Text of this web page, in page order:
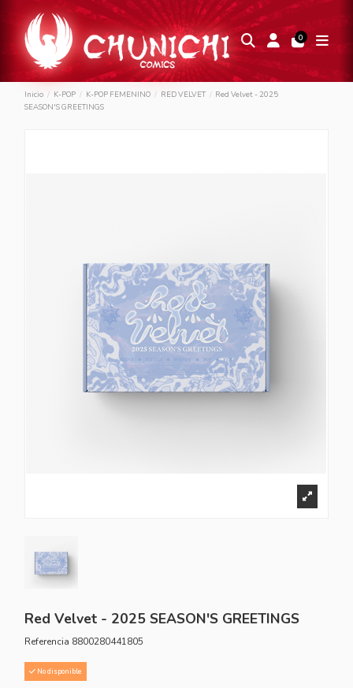
0
Inicio K-POP K-POP FEMENINO RED VELVET
Red Velvet - 2025
SEASON'S GREETINGS
Red Velvet - 2025 SEASON'S GREETINGS
Referencia 8800280441805
No disponible